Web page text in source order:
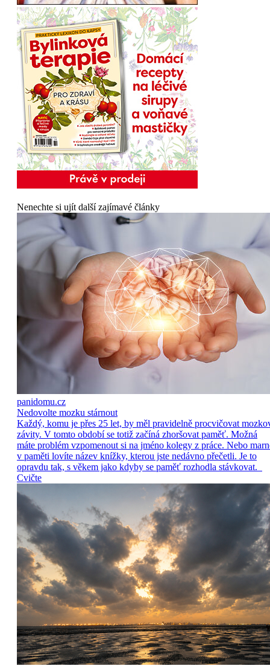
Nenechte si ujít další zajímavé články
panidomu.cz
Nedovolte mozku stárnout
Každý, komu je přes 25 let, by měl pravidelně procvičovat
závity. V tomto období se totiž začíná zhoršovat paměť. Možná
máte problém vzpomenout si na jméno kolegy z práce. Nebo
v paměti lovíte název knížky, kterou jste nedávno přečetli. Je to
opravdu tak, s věkem jako kdyby se paměť rozhodla stávkovat.
Cvičte